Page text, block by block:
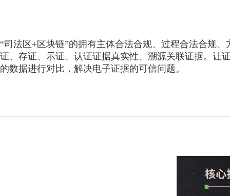
“司法区+区块链”的拥有主体合法合规、过程合法合规
证、存证、示证、认证证据真实性、溯源关联证据。让
的数据进行对比，解决电子证据的可信问题。